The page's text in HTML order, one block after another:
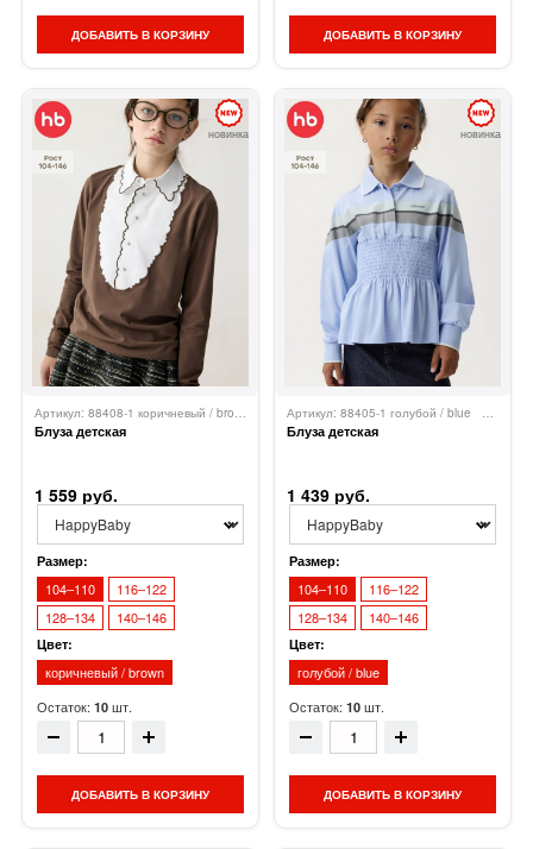
ДОБАВИТЬ В КОРЗИНУ ДОБАВИТЬ В КОРЗИНУ
новинка
Блуза детская
Артикул: 88408-1 коричневый / brown Happy Baby
1 559 руб.
Размер:
104–110
116–122
128–134
140–146
Цвет:
коричневый / brown
Остаток: 10 шт.
ДОБАВИТЬ В КОРЗИНУ
новинка
Блуза детская
Артикул: 88405-1 голубой / blue
Happy
1 439 руб.
Размер:
104–110
116–122
128–134
140–146
Цвет:
голубой / blue
Остаток: 10 шт.
ДОБАВИТЬ В КОРЗИНУ